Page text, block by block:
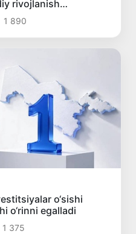
rivojlanish
natijalar e’lon
1 890
o‘sishi
o‘rinni egalladi
1 375